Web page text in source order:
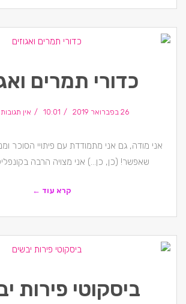
כדורי תמרים
26 בפברואר 2019 10:01 אין תגובות
אני מודה, גם אני מתמודדת עם פיתויי הסוכר
שאפשר! (כן, כן…) אני מצויה הרבה
קרא עוד ←
ביסקוטי פירות